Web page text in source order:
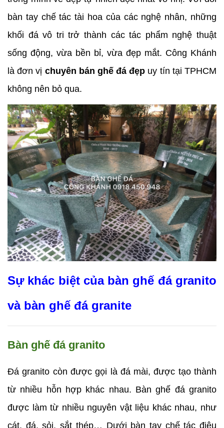
bàn tay chế tác tài hoa của các nghệ nhân, những
khối đá vô tri trở thành các tác phẩm nghệ thuật
sống động, vừa bền bỉ, vừa đẹp mắt. Công Khánh
là đơn vị chuyên bán ghế đá đẹp uy tín tại TPHCM
không nên bỏ qua.
Sự khác biệt của bàn ghế đá granito
và bàn ghế đá granite
Bàn ghế đá granito
Đá granito còn được gọi là đá mài, được tạo thành
từ nhiều hỗn hợp khác nhau. Bàn ghế đá granito
được làm từ nhiều nguyên vật liệu khác nhau, như
cát, đá, sỏi, sắt thép… Dưới bàn tay chế tác điệu